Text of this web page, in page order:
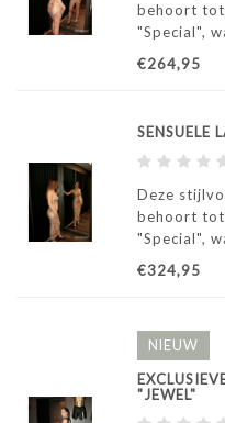
behoort tot
"Special",
wordt
€264,95
SENSUELE
Deze
behoort tot
"Special",
wordt
€324,95
NIEUW
"JEWEL"